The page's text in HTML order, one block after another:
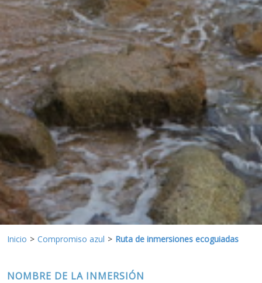
Inicio Compromiso azul Ruta de inmersiones ecoguiadas
NOMBRE DE LA INMERSIÓN
Marketing y publicidad
Estas cookies son utilizadas para almacenar información
sobre las preferencias y elecciones personales del usuario
a través de la observación continuada de sus hábitos de
navegación. Gracias a ellas, podemos conocer los hábitos
de navegación en el sitio web y mostrar publicidad
relacionada con el perfil de navegación del usuario.